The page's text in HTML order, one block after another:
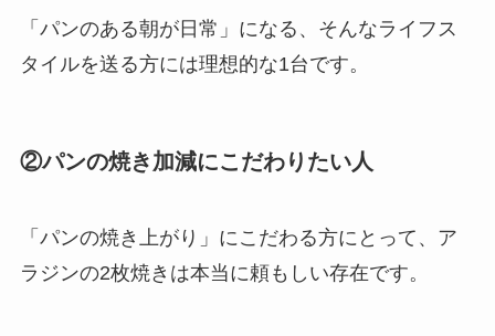
「パンのある朝が日常」になる、そんなライフス
タイルを送る方には理想的な1台です。
②パンの焼き加減にこだわりたい人
「パンの焼き上がり」にこだわる方にとって、ア
ラジンの2枚焼きは本当に頼もしい存在です。